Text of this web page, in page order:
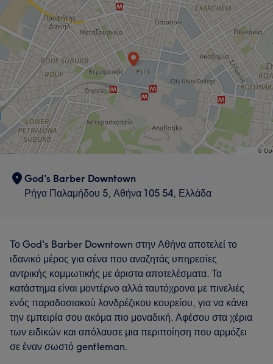
Professional 5
God's Barber Downtown
Ρήγα Παλαμήδου 5, Αθήνα 105 54, Ελλάδα
Το God's Barber Downtown στην Αθήνα αποτελεί το
ιδανικό μέρος για σένα που αναζητάς υπηρεσίες
αντρικής κομμωτικής με άριστα αποτελέσματα. Τα
κατάστημα είναι μοντέρνο αλλά ταυτόχρονα με πινελιές
ενός παραδοσιακού λονδρέζικου κουρείου, για να κάνει
την εμπειρία σου ακόμα πιο μοναδική. Αφέσου στα χέρια
των ειδικών και απόλαυσε μια περιποίηση που αρμόζει
σε έναν σωστό gentleman.